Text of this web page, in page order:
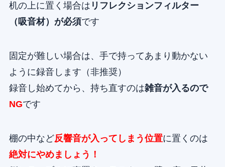
机の上に置く場合は リフレクションフィルター
（吸音材）が必須です
固定が難しい場合は、手で持ってあまり動かない
ように録音します（非推奨）
録音し始めてから、持ち直すのは雑音が入るので
NGです
棚の中など反響音が入ってしまう位置に置くのは
絶対にやめましょう！